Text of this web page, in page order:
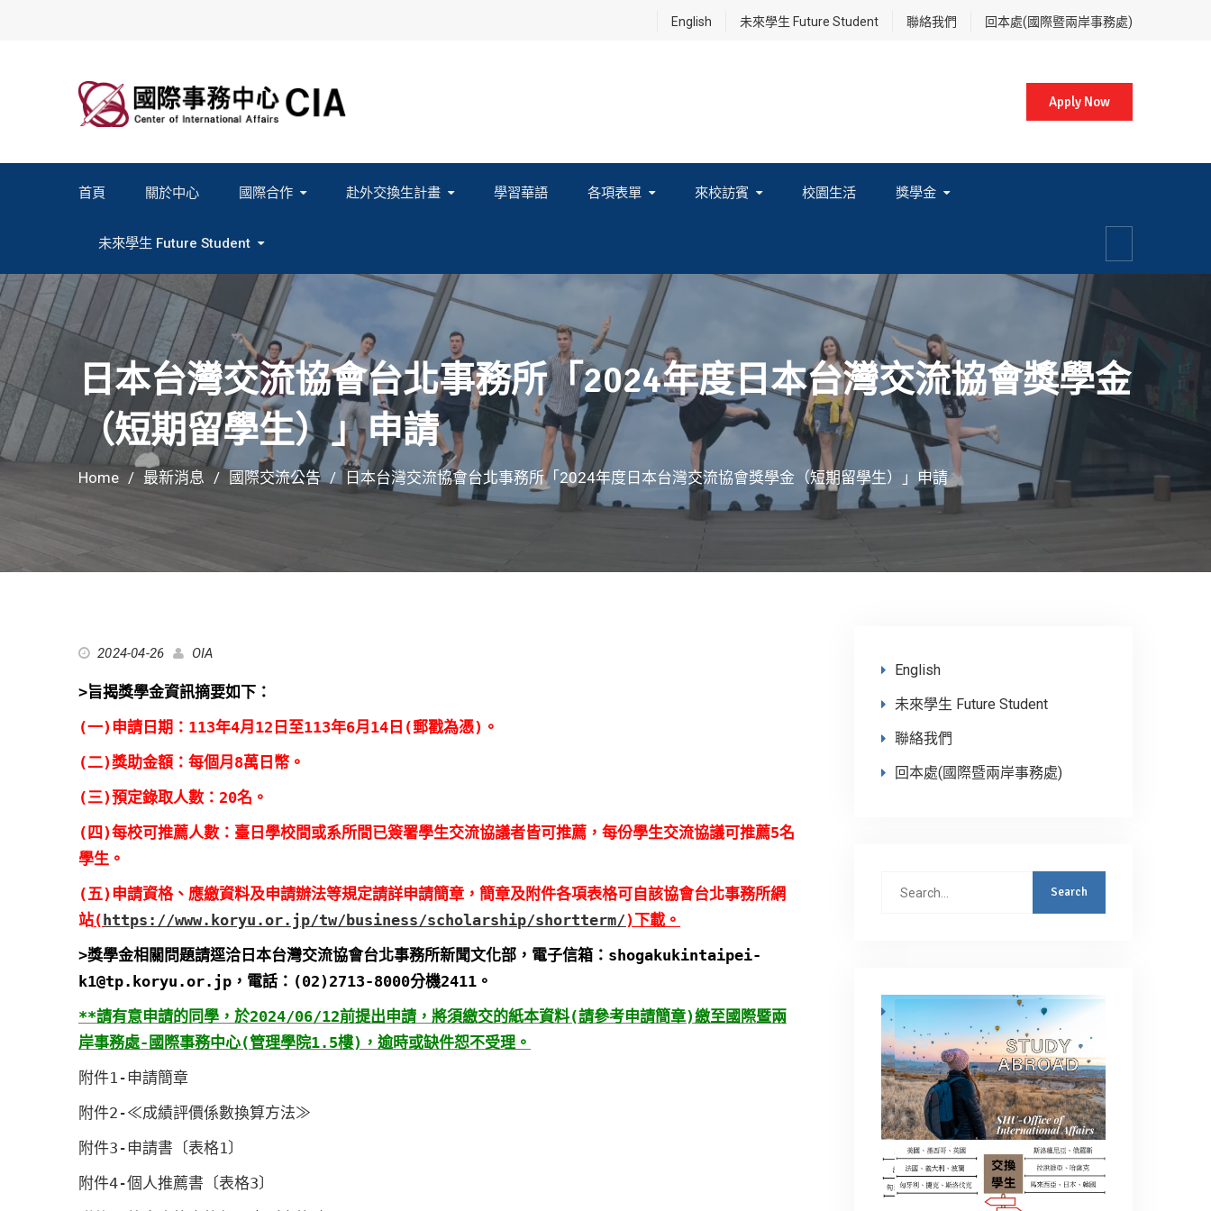
English 未來學生 Future Student 聯絡我們 回本處(國際暨兩岸事務處)
Apply Now
首頁 關於中心 國際合作 赴外交換生計畫 學習華語 各項表單 來校訪賓 校園生活 獎學金
未來學生 Future Student
日本台灣交流協會台北事務所「2024年度日本台灣交流協會獎學金
（短期留學生）」申請
Home 最新消息 國際交流公告 日本台灣交流協會台北事務所「2024年度日本台灣交流協會獎學金（短期留學生）」申請
2024-04-26 OIA
>旨揭獎學金資訊摘要如下：
(一)申請日期：113年4月12日至113年6月14日(郵戳為憑)。
(二)獎助金額：每個月8萬日幣。
(三)預定錄取人數：20名。
(四)每校可推薦人數：臺日學校間或系所間已簽署學生交流協議者皆可推薦，每份學生交流協議可推薦5名
學生。
(五)申請資格、應繳資料及申請辦法等規定請詳申請簡章，簡章及附件各項表格可自該協會台北事務所網
站( https://www.koryu.or.jp/tw/business/scholarship/shortterm/)下載。
>獎學金相關問題請逕洽日本台灣交流協會台北事務所新聞文化部，電子信箱：shogakukintaipei-
k1@tp.koryu.or.jp，電話：(02)2713-8000分機2411。
**請有意申請的同學，於2024/06/12前提出申請，將須繳交的紙本資料(請參考申請簡章)繳至國際暨兩
岸事務處-國際事務中心(管理學院1.5樓)，逾時或缺件恕不受理。
附件1-申請簡章
附件2-≪成績評價係數換算方法≫
附件3-申請書〔表格1〕
附件4-個人推薦書〔表格3〕
English
未來學生 Future Student
聯絡我們
回本處(國際暨兩岸事務處)
Search